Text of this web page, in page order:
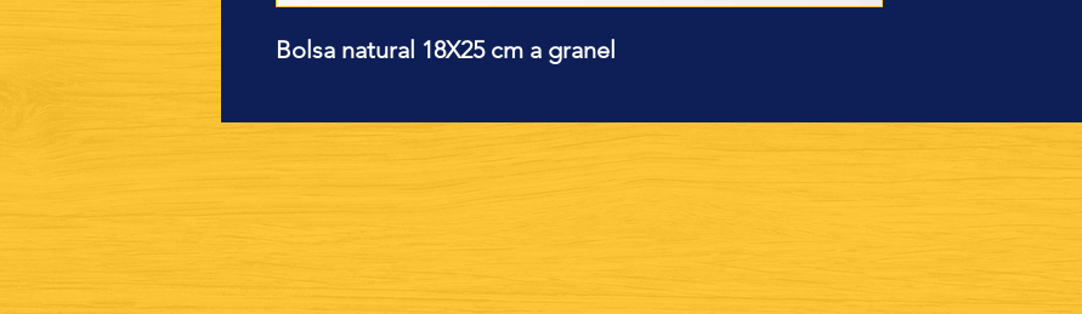
Bolsa natural 18X25 cm a granel